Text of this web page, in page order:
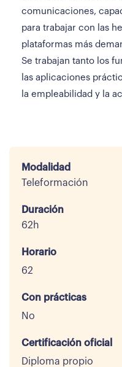
comunicaciones,
para trabajar con las
plataformas más
Se trabajan tanto los
las aplicaciones
la empleabilidad y la
Modalidad
Teleformación
Duración
62h
Horario
62
Con prácticas
No
Certificación oficial
Diploma propio